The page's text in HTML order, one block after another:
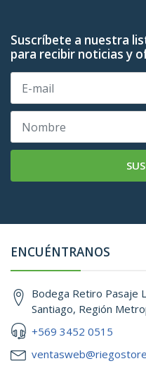
Suscríbete a nuestra
para recibir noticias y
ENCUÉNTRANOS
Bodega Retiro Pasaje
Santiago, Región
+569 3452 0515